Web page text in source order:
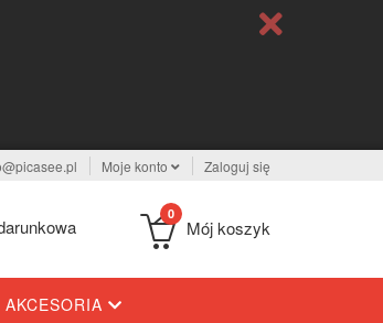
Moje konto Zaloguj się
0
Mój koszyk
AKCESORIA